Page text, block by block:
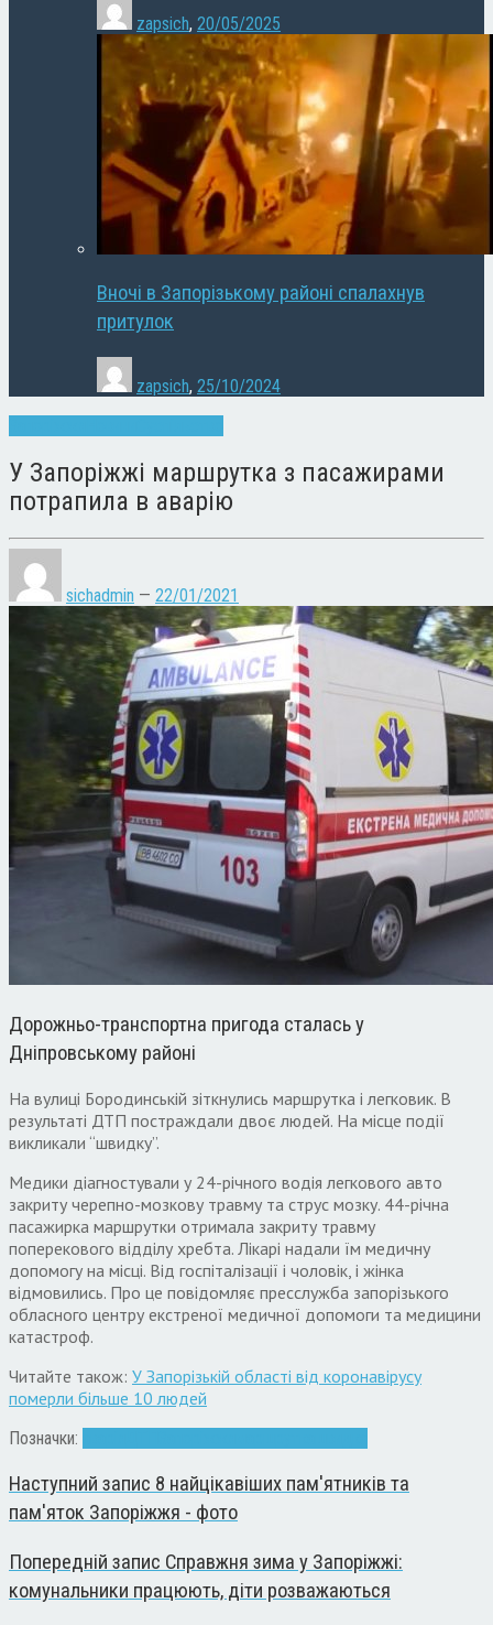
zapsich, 20/05/2025
Вночі в Запорізькому районі спалахнув
притулок
zapsich, 25/10/2024
У Запоріжжі маршрутка з пасажирами
потрапила в аварію
sichadmin — 22/01/2021
Дорожньо-транспортна пригода сталась у
Дніпровському районі
На вулиці Бородинській зіткнулись маршрутка і легковик. В
результаті ДТП постраждали двоє людей. На місце події
викликали “швидку”.
Медики діагностували у 24-річного водія легкового авто
закриту черепно-мозкову травму та струс мозку. 44-річна
пасажирка маршрутки отримала закриту травму
поперекового відділу хребта. Лікарі надали їм медичну
допомогу на місці. Від госпіталізації і чоловік, і жінка
відмовились. Про це повідомляє пресслужба запорізького
обласного центру екстреної медичної допомоги та медицини
катастроф.
Читайте також: У Запорізькій області від коронавірусу
померли більше 10 людей
Позначки:
Наступний запис 8 найцікавіших пам'ятників та
пам'яток Запоріжжя - фото
Попередній запис Справжня зима у Запоріжжі:
комунальники працюють, діти розважаються